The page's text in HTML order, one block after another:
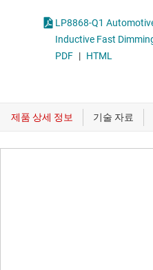
LP8868-Q1
Inductive Fast
PDF | HTML